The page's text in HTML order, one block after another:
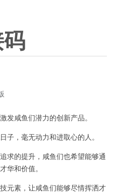
咸鱼们潜力的创新产品。
，毫无动力和进取心的人。
的提升，咸鱼们也希望能够通
华和价值。
素，让咸鱼们能够尽情挥洒才